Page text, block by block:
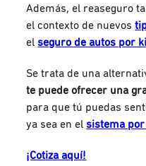
Además, el reaseguro
el contexto de nuevos
elseguro de autos por
Se trata de una
te puede ofrecer una
para que tú puedas
ya sea en elsistema
¡Cotiza aquí!